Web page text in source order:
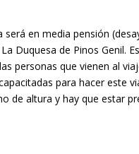
será en media pensión
Duquesa de Pinos Genil.
personas que vienen al
para hacer este
de altura y hay que estar